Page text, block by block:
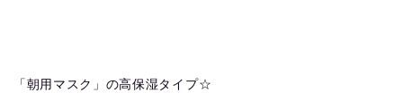
「朝用マスク」の高保湿タイプ☆